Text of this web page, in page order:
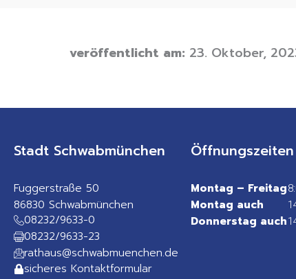
veröffentlicht am: 23. Oktober,
Stadt Schwabmünchen
Fuggerstraße 50
86830 Schwabmünchen
08232/9633-0
08232/9633-23
rathaus@schwabmuenchen.de
sicheres Kontaktformular
Montag – Freitag
Montag auch
Donnerstag auch